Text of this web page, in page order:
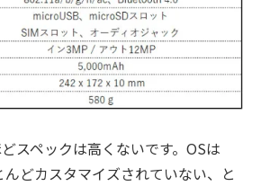
スペックは高くないです。OSは
どカスタマイズされていない、と